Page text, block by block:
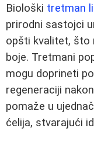
Biološki tretman
prirodni sastojci
opšti kvalitet, što
boje. Tretmani
mogu doprineti
regeneraciji
pomaže u
ćelija, stvarajući